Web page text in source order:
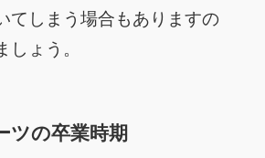
てしまう場合もありますの
しょう。
ツの卒業時期